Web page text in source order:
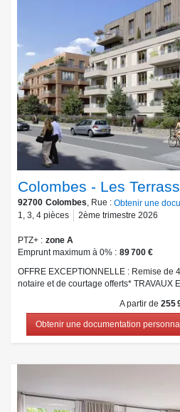
Colombes - Les
92700 Colombes, Rue : Obtenir une
1, 3, 4 pièces 2ème trimestre 2026
PTZ+
zone A
Emprunt maximum à 0%
89 700 €
OFFRE EXCEPTIONNELLE : Remise de
notaire et de courtage offerts* TRAVAUX
A partir de 255
Obtenir une documentation